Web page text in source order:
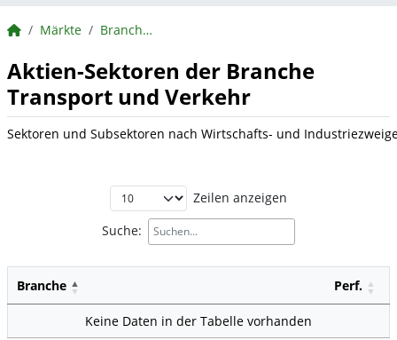
BörsenNEWS.de
Märkte Branchen
Aktien-Sektoren der Branche
Transport und Verkehr
Sektoren und Subsektoren nach Wirtschafts- und
Zeilen anzeigen
Suche:
Branche Perf.
Keine Daten in der Tabelle vorhanden